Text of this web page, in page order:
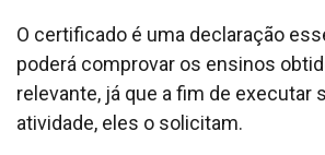
O certificado é uma declaração
poderá comprovar os ensinos
relevante, já que a fim de executar
atividade, eles o solicitam.